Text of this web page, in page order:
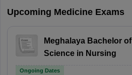
Upcoming Medicine Exams
Meghalaya Bachelor of
Science in Nursing
Ongoing Dates